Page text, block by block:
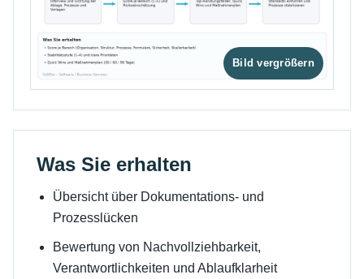
Was Sie erhalten
Übersicht über Dokumentations- und
Prozesslücken
Bewertung von Nachvollziehbarkeit,
Verantwortlichkeiten und Ablaufklarheit